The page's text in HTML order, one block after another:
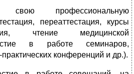
профессиональную
переаттестация, курсы
чтение медицинской
в работе семинаров,
конференций и др.).